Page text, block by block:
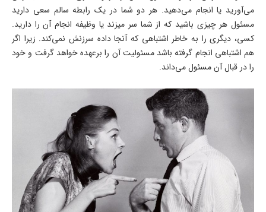
می‌آورید یا انجام می‌دهید. هر دو شما در یک رابطه سالم سعی دارید
مسئول هر چیزی باشید که از شما سر میزند یا وظیفه انجام آن را دارید.
کسی، دیگری را به خاطر اشتباهی که آنجا داده سرزنش نمی‌کند. زیرا اگر
هم اشتباهی انجام گرفته باشد مسئولیت آن را برعهده خواهد گرفت و خود
را در قبال آن مسئول می‌داند.